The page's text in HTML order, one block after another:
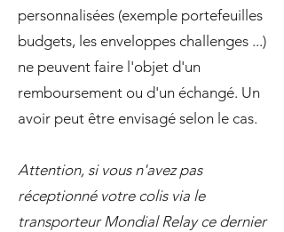
personnalisées (exemple portefeuilles
budgets, les enveloppes challenges ...)
ne peuvent faire l'objet d'un
remboursement ou d'un échangé. Un
avoir peut être envisagé selon le cas.
Attention, si vous n'avez pas
réceptionné votre colis via le
transporteur Mondial Relay ce dernier